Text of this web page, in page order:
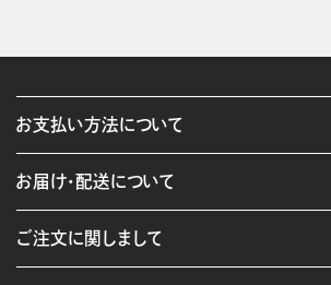
お支払い方法について
お届け・配送について
ご注文に関しまして